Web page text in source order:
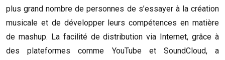
plus grand nombre de personnes de s’essayer à la création
musicale et de développer leurs compétences en matière
de mashup. La facilité de distribution via Internet, grâce à
des plateformes comme YouTube et SoundCloud, a